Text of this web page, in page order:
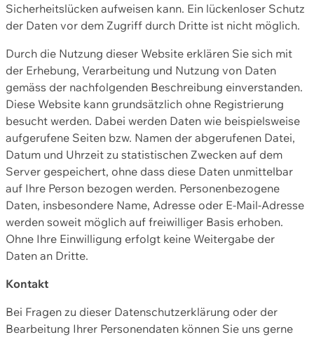
Sicherheitslücken aufweisen kann. Ein lückenloser Schutz
der Daten vor dem Zugriff durch Dritte ist nicht möglich.
Durch die Nutzung dieser Website erklären Sie sich mit
der Erhebung, Verarbeitung und Nutzung von Daten
gemäss der nachfolgenden Beschreibung einverstanden.
Diese Website kann grundsätzlich ohne Registrierung
besucht werden. Dabei werden Daten wie beispielsweise
aufgerufene Seiten bzw. Namen der abgerufenen Datei,
Datum und Uhrzeit zu statistischen Zwecken auf dem
Server gespeichert, ohne dass diese Daten unmittelbar
auf Ihre Person bezogen werden. Personenbezogene
Daten, insbesondere Name, Adresse oder E-Mail-Adresse
werden soweit möglich auf freiwilliger Basis erhoben.
Ohne Ihre Einwilligung erfolgt keine Weitergabe der
Daten an Dritte.
Kontakt
Bei Fragen zu dieser Datenschutzerklärung oder der
Bearbeitung Ihrer Personendaten können Sie uns gerne